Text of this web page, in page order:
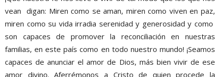
vean digan: Miren como se aman, miren como viven en paz,
miren como su vida irradia serenidad y generosidad y como
son capaces de promover la reconciliación en nuestras
familias, en este país como en todo nuestro mundo! ¡Seamos
capaces de anunciar el amor de Dios, más bien vivir de ese
amor divino. Aferrémonos a Cristo de quien procede la